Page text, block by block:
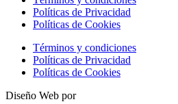
Políticas de Privacidad
Políticas de Cookies
Términos y condiciones
Políticas de Privacidad
Políticas de Cookies
Diseño Web por